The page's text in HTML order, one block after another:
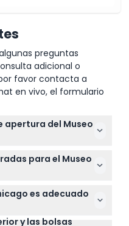
preguntas
adicional o
favor contacta a
en vivo, el formulario
apertura del Museo
a sábado de 9:30
de 12:00 p.m. a 5:00
en días
a cambios — por
la reserva).
para el Museo
fácilmente en línea
Simplemente
durante el
es adecuado
gratis, y los
y las bolsas